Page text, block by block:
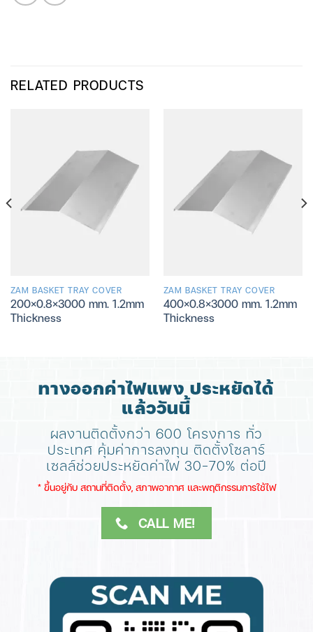
RELATED PRODUCTS
ZAM BASKET TRAY COVER
200×0.8×3000 mm. 1.2mm
Thickness
ZAM BASKET TRAY COVER
400×0.8×3000 mm. 1.2mm
Thickness
ทางออกค่าไฟแพง ประหยัดได้
แล้ววันนี้
ผลงานติดตั้งกว่า 600 โครงการ ทั่ว
ประเทศ คุ้มค่าการลงทุน ติดตั้งโซลาร์
เซลล์ช่วยประหยัดค่าไฟ 30-70% ต่อปี
​* ขึ้นอยู่กับ สถานที่ติดตั้ง, สภาพอากาศ​ และพฤติกรรมการใช้ไฟ
CALL ME!